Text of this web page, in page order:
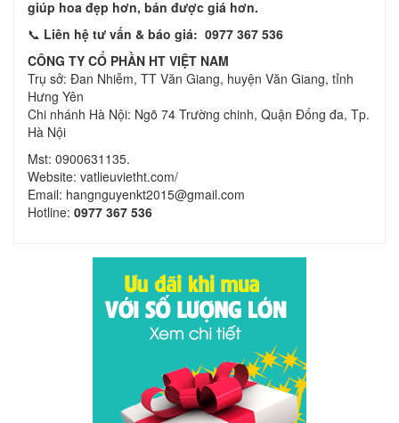
giúp hoa đẹp hơn, bán được giá hơn.
📞 Liên hệ tư vấn & báo giá: 0977 367 536
CÔNG TY CỔ PHẦN HT VIỆT NAM
Trụ sở: Đan Nhiễm, TT Văn Giang, huyện Văn Giang, tỉnh
Hưng Yên
Chi nhánh Hà Nội: Ngõ 74 Trường chinh, Quận Đống đa, Tp.
Hà Nội
Mst: 0900631135.
Website: vatlieuvietht.com/
Email: hangnguyenkt2015@gmail.com
Hotline: 0977 367 536